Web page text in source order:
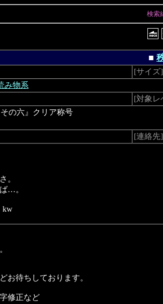
検索
■
[サイズ]
み物系
[対象レ
の六』クリア称号
[連絡先]
。
…。
kw
お待ちしております。
修正など